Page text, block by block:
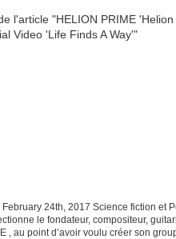
24th, 2017 Science fiction et
le fondateur, compositeur,
, au point d’avoir voulu créer son